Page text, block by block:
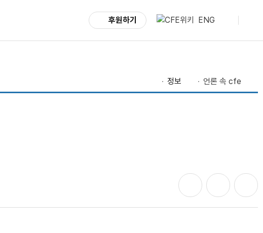
후원하기 ENG
정보 언론 속 cfe